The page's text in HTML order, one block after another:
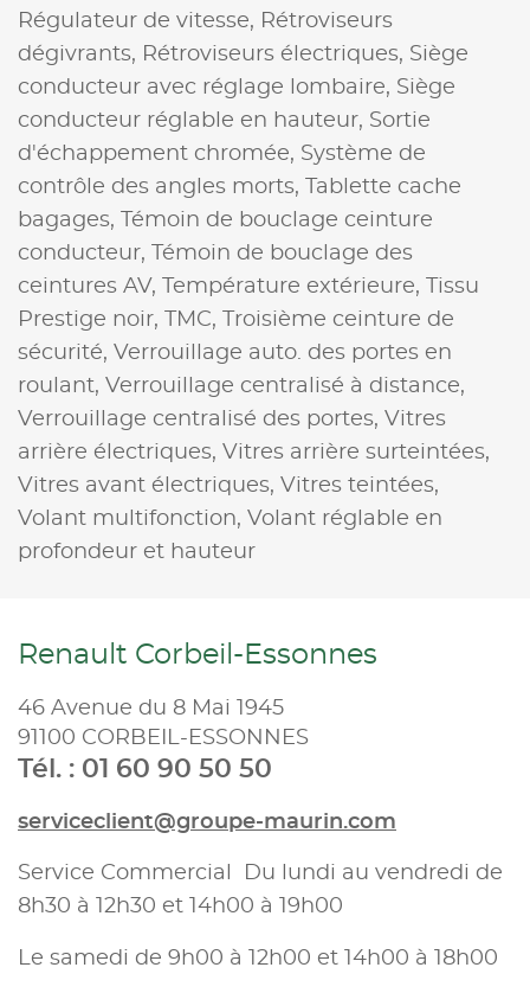
Régulateur de vitesse, Rétroviseurs
dégivrants, Rétroviseurs électriques, Siège
conducteur avec réglage lombaire, Siège
conducteur réglable en hauteur, Sortie
d'échappement chromée, Système de
contrôle des angles morts,
Tablette cache
bagages,
Témoin de bouclage ceinture
conducteur,
Témoin de bouclage des
ceintures AV,
Température extérieure,
Tissu
Prestige noir,
TMC,
Troisième ceinture de
sécurité, Verrouillage auto. des portes en
roulant, Verrouillage centralisé à distance,
Verrouillage centralisé des portes, Vitres
arrière électriques, Vitres arrière surteintées,
Vitres avant électriques, Vitres teintées,
Volant multifonction, Volant réglable en
profondeur et hauteur
Renault Corbeil-Essonnes
46 Avenue du 8 Mai 1945
91100 CORBEIL-ESSONNES
Tél. : 01 60 90 50 50
serviceclient@groupe-maurin.com
Service Commercial Du lundi au vendredi de
8h30 à 12h30 et 14h00 à 19h00
Le samedi de 9h00 à 12h00 et 14h00 à 18h00